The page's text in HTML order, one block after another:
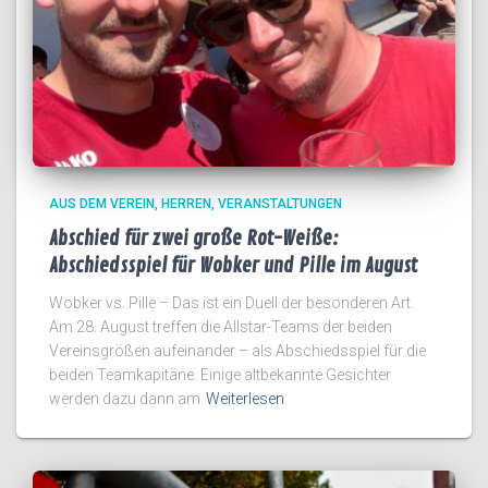
AUS DEM VEREIN HERREN VERANSTALTUNGEN
Abschied für zwei große Rot-Weiße:
Abschiedsspiel für Wobker und Pille im August
Wobker vs. Pille – Das ist ein Duell der besonderen Art.
Am 28. August treffen die Allstar-Teams der beiden
Vereinsgrößen aufeinander – als Abschiedsspiel für die
beiden Teamkapitäne. Einige altbekannte Gesichter
werden dazu dann am Weiterlesen